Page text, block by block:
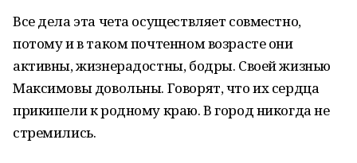
Все дела эта чета осуществляет совместно,
потому и в таком почтенном возрасте они
активны, жизнерадостны, бодры. Своей жизнью
Максимовы довольны. Говорят, что их сердца
прикипели к родному краю. В город никогда не
стремились.